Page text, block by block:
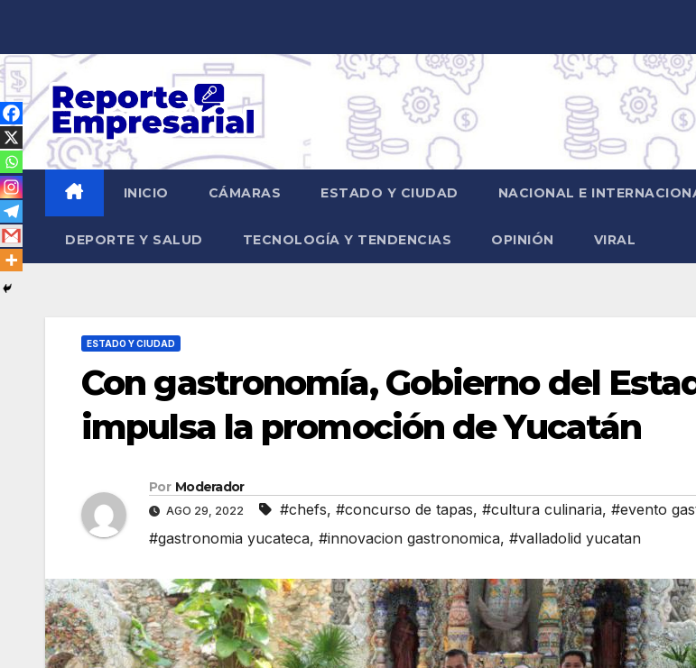
contenido
INICIO CÁMARAS ESTADO Y CIUDAD NACIONAL E
DEPORTE Y SALUD TECNOLOGÍA Y TENDENCIAS OPINIÓN VIRAL
ESTADO Y CIUDAD
Con gastronomía, Gobierno del
impulsa la promoción de Yucatán
Por Moderador
AGO 29, 2022 #chefs, #concurso de tapas, #cultura culinaria, #evento
#gastronomia yucateca, #innovacion gastronomica, #valladolid yucatan